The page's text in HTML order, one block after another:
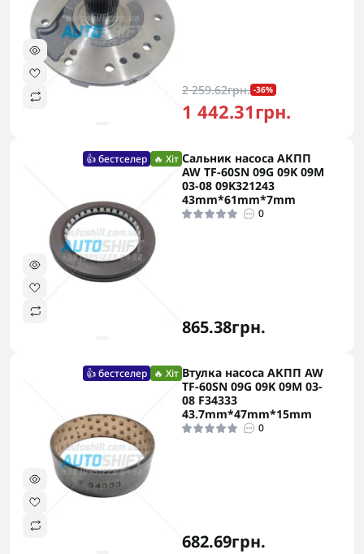
2 259.62грн. -36%
1 442.31грн.
👍 бестселер 🔥 Хіт Сальник насоса АКПП
AW TF-60SN 09G 09K 09M
03-08 09K321243
43mm*61mm*7mm
0
865.38грн.
👍 бестселер 🔥 Хіт Втулка насоса АКПП AW
TF-60SN 09G 09K 09M 03-
08 F34333
43.7mm*47mm*15mm
0
682.69грн.